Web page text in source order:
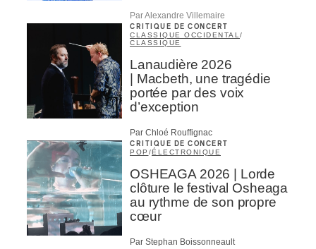
Par Alexandre Villemaire
CRITIQUE DE CONCERT
CLASSIQUE OCCIDENTAL /
CLASSIQUE
Lanaudière 2026
| Macbeth, une tragédie
portée par des voix
d’exception
Par Chloé Rouffignac
CRITIQUE DE CONCERT
POP /ÉLECTRONIQUE
OSHEAGA 2026 | Lorde
clôture le festival Osheaga
au rythme de son propre
cœur
Par Stephan Boissonneault